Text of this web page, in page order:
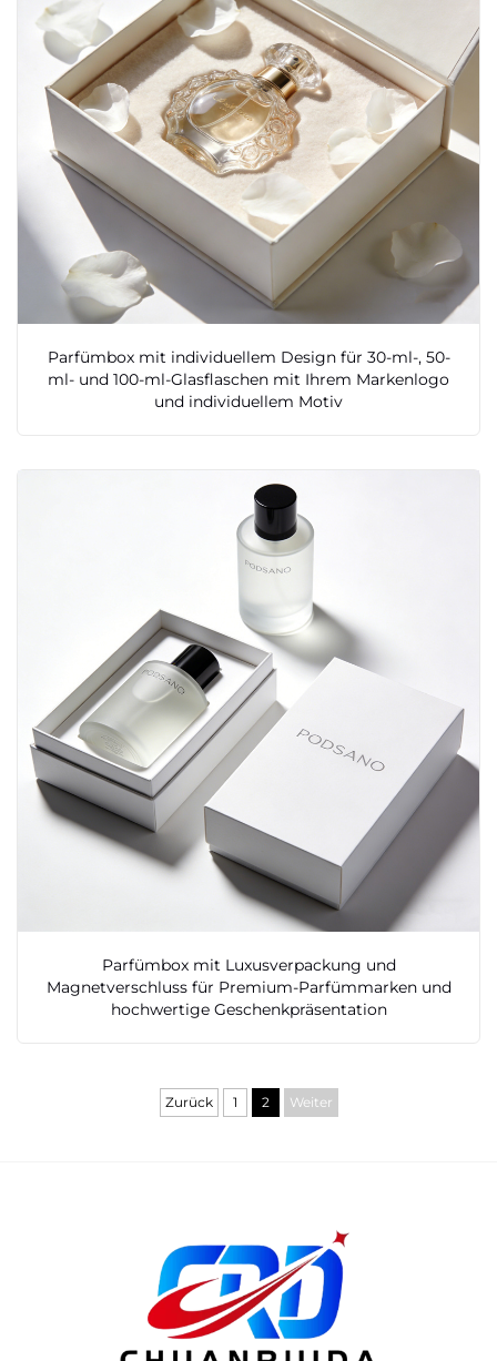
Parfümbox mit individuellem Design für 30-ml-, 50-
ml- und 100-ml-Glasflaschen mit Ihrem Markenlogo
und individuellem Motiv
Parfümbox mit Luxusverpackung und
Magnetverschluss für Premium-Parfümmarken und
hochwertige Geschenkpräsentation
Zurück 1 2 Weiter